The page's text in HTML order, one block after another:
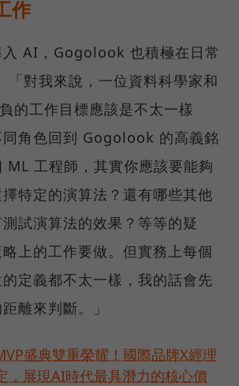
作
入 AI，Gogolook 也積極在日常
「對我來說，一位資料科學家和
的工作目標應該是不太一樣
同角色回到 Gogolook 的高義銘
ML 工程師，其實你應該要能夠
特定的演算法？還有哪些其他
試演算法的效果？等等的疑
上的工作要做。但實務上每個
定義都不太一樣，我的話會先
離來判斷。」
盛典雙重榮耀！國際品牌X經理
，展現AI時代最具潛力的核心價